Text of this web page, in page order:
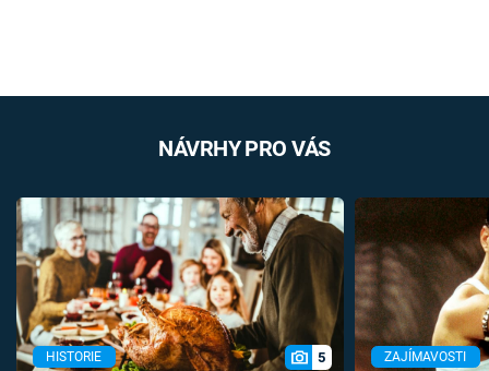
NÁVRHY PRO VÁS
HISTORIE 5 ZAJÍMAVOSTI